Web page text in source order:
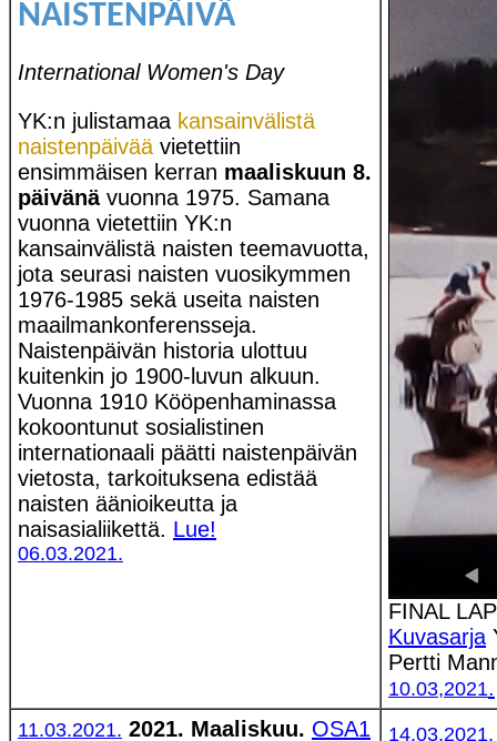
NAISTENPÄIVÄ
International Women's Day
YK:n julistamaa kansainvälistä
naistenpäivää vietettiin
ensimmäisen kerran maaliskuun 8.
päivänävuonna 1975. Samana
vuonna vietettiin YK:n
kansainvälistä naisten teemavuotta,
jota seurasi naisten vuosikymmen
1976-1985 sekä useita naisten
maailmankonferensseja.
Naistenpäivän historia ulottuu
kuitenkin jo 1900-luvun alkuun.
Vuonna 1910 Kööpenhaminassa
kokoontunut sosialistinen
internationaali päätti naistenpäivän
vietosta, tarkoituksena edistää
naisten äänioikeutta ja
naisasialiikettä. Lue!
06.03.2021.
FINAL
Kuvasarja
Pertti
10.03,2021.
11.03.2021. 2021. Maaliskuu. OSA1 14.03.2021.